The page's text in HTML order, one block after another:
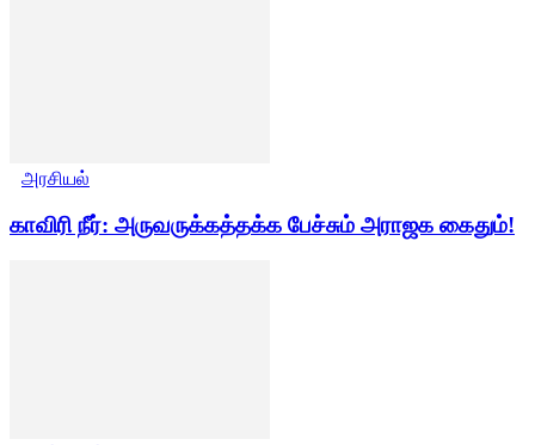
அரசியல்
காவிரி நீர்: அருவருக்கத்தக்க பேச்சும் அராஜக கைதும்!